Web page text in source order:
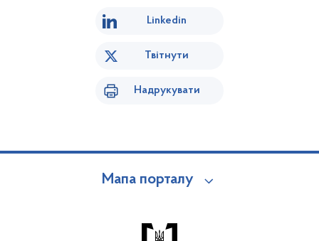
Linkedin
Твітнути
Надрукувати
Мапа порталу